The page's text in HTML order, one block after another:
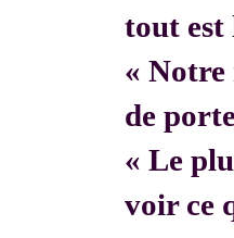
tout
« Notre
de
« Le
voir ce